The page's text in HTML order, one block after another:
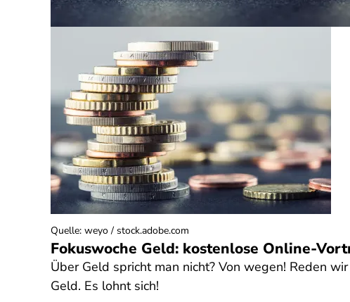
Fokuswoche Geld: kostenlose Online-
Über Geld spricht man nicht? Von wegen! Reden
Geld. Es lohnt sich!
Quelle: weyo / stock.adobe.com